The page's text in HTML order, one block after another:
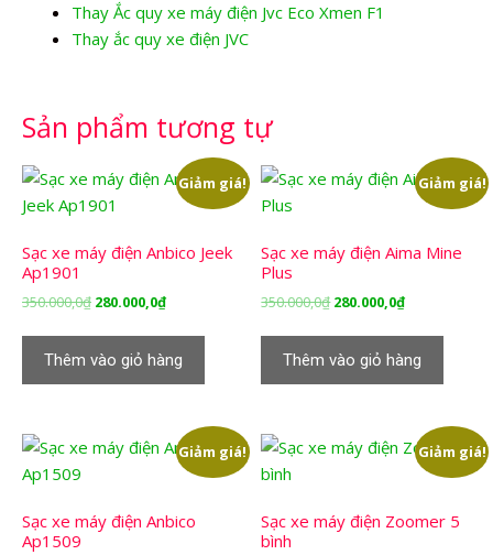
Thay Ắc quy xe máy điện Jvc Eco Xmen F1
Thay ắc quy xe điện JVC
Sản phẩm tương tự
Giảm giá!
Sạc xe máy điện Anbico Jeek
Ap1901
350.000,0₫ Giá
350.000,0₫.
280.000,0₫Giá
là:
280.000,0₫.
Thêm vào giỏ hàng
Giảm giá!
Sạc xe máy điện Aima Mine
Plus
350.000,0₫ Giá
350.000,0₫.
280.000,0₫Giá
là:
280.000,0₫.
Thêm vào giỏ hàng
Giảm giá!
Sạc xe máy điện Anbico
Ap1509
Giảm giá!
Sạc xe máy điện Zoomer 5
bình